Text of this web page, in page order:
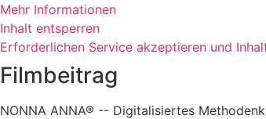
Mehr Informationen
Inhalt entsperren
Erforderlichen Service akzeptieren und
Filmbeitrag
NONNA ANNA® -- Digitalisiertes